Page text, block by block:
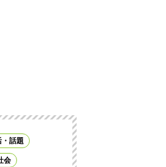
・話題
会